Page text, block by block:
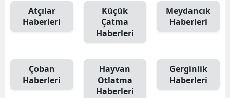
Edirne
Erzurum
Eskişehir
Atçılar
Haberleri
Küçük
Çatma
Haberleri
Meydancık
Haberleri
Çoban
Haberleri
Hayvan
Otlatma
Haberleri
Gerginlik
Haberleri